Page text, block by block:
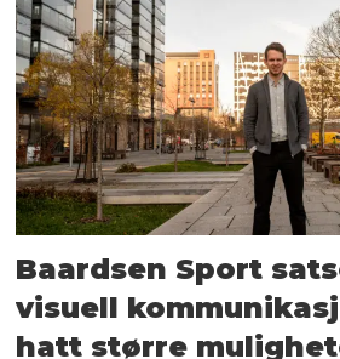
Baardsen Sport
visuell
hatt større